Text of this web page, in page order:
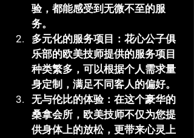
验，都能感受到无微不至的服
务。
多元化的服务项目 ： 花心公子俱
乐部的欧美技师提供的服务项目
种类繁多，可以根据个人需求量
身定制，满足不同客人的偏好。
无与伦比的体验：在这个豪华的
桑拿会所，欧美技师不仅为您提
供身体上的放松，更带来心灵上